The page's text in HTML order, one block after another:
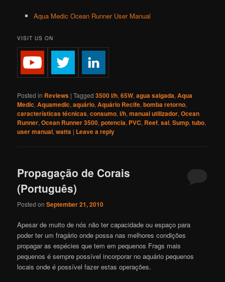
Aqua Medic Ocean Runner User Manual
VISIT US ON
Posted in Reviews |Tagged 3500 l/h,65W,agua salgada,Aqua
Medic,Aquamedic,aquário,Aquário Recife,bomba retorno,
características técnicas,consumo,l/h,manual utilizador,Ocean
Runner,Ocean Runner 3500,potencia, PVC, Reef,sal,Sump,tubo,
user manual,watts | Leave a reply
Propagação de Corais
(Português)
Posted onSeptember 21, 2010
Apesar de muito de nós não ter capacidade ou espaço para
poder ter um fragário onde possa nas melhores condições
propagar as espécies que tem em pequenos Frags mais
pequenos é sempre possível incorporar no aquário pequenos
locais onde é possível fazer estas operações.